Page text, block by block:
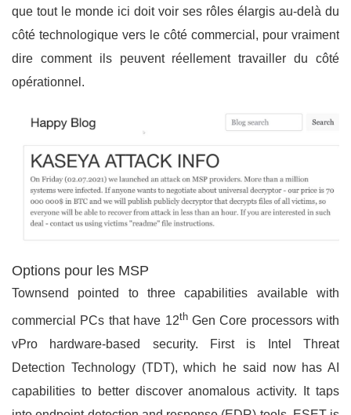
que tout le monde ici doit voir ses rôles élargis au-delà du
côté technologique vers le côté commercial, pour vraiment
dire comment ils peuvent réellement travailler du côté
opérationnel.
Options pour les MSP
Townsend pointed to three capabilities available with
commercial PCs that have 12thGen Core processors with
vPro hardware-based security. First is Intel Threat
Detection Technology (TDT), which he said now has AI
capabilities to better discover anomalous activity. It taps